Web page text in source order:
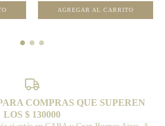
AGREGAR AL CARRITO
COMPRAS QUE SUPEREN
LOS $ 130000